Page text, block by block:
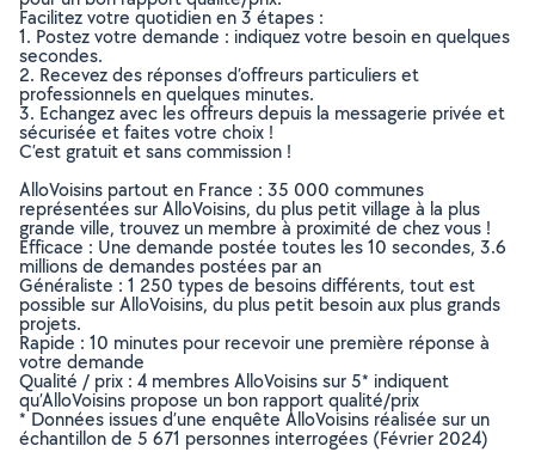
Facilitez votre quotidien en 3 étapes :
1. Postez votre demande : indiquez votre besoin en quelques
secondes.
2. Recevez des réponses d’offreurs particuliers et
professionnels en quelques minutes.
3. Echangez avec les offreurs depuis la messagerie privée et
sécurisée et faites votre choix !
C’est gratuit et sans commission !
AlloVoisins partout en France : 35 000 communes
représentées sur AlloVoisins, du plus petit village à la plus
grande ville, trouvez un membre à proximité de chez vous !
Efficace : Une demande postée toutes les 10 secondes, 3.6
millions de demandes postées par an
Généraliste : 1 250 types de besoins différents, tout est
possible sur AlloVoisins, du plus petit besoin aux plus grands
projets.
Rapide : 10 minutes pour recevoir une première réponse à
votre demande
Qualité / prix : 4 membres AlloVoisins sur 5* indiquent
qu’AlloVoisins propose un bon rapport qualité/prix
* Données issues d’une enquête AlloVoisins réalisée sur un
échantillon de 5 671 personnes interrogées (Février 2024)